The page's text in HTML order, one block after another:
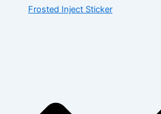
Frosted Inject Sticker